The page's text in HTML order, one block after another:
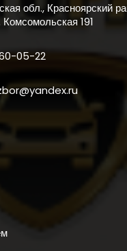
обл., Красноярский
191
05-22